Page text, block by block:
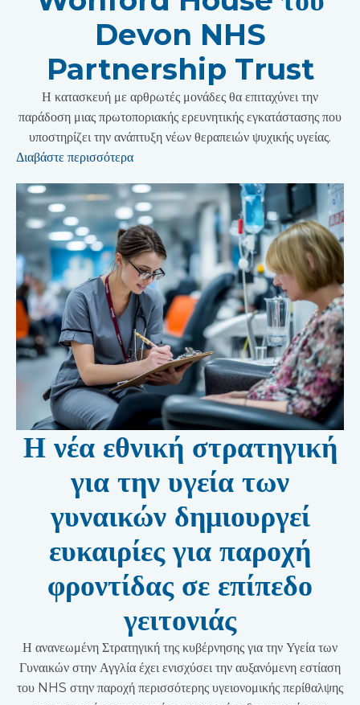
Devon NHS
Partnership Trust
Η κατασκευή με αρθρωτές μονάδες θα επιταχύνει την
παράδοση μιας πρωτοποριακής ερευνητικής εγκατάστασης που
υποστηρίζει την ανάπτυξη νέων θεραπειών ψυχικής υγείας.
Διαβάστε περισσότερα
Η νέα εθνική στρατηγική
για την υγεία των
γυναικών δημιουργεί
ευκαιρίες για παροχή
φροντίδας σε επίπεδο
γειτονιάς
Η ανανεωμένη Στρατηγική της κυβέρνησης για την Υγεία των
Γυναικών στην Αγγλία έχει ενισχύσει την αυξανόμενη εστίαση
του NHS στην παροχή περισσότερης υγειονομικής περίθαλψης